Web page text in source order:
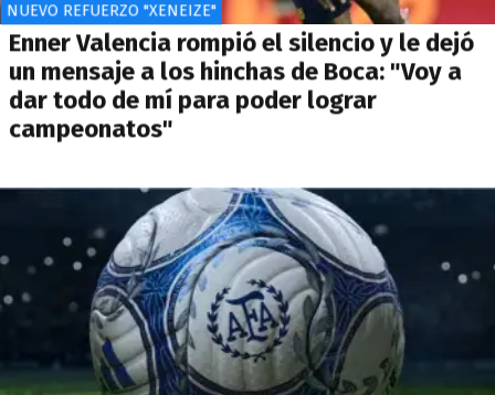
NUEVO REFUERZO "XENEIZE"
Enner Valencia rompió el silencio y le dejó
un mensaje a los hinchas de Boca: "Voy a
dar todo de mí para poder lograr
campeonatos"